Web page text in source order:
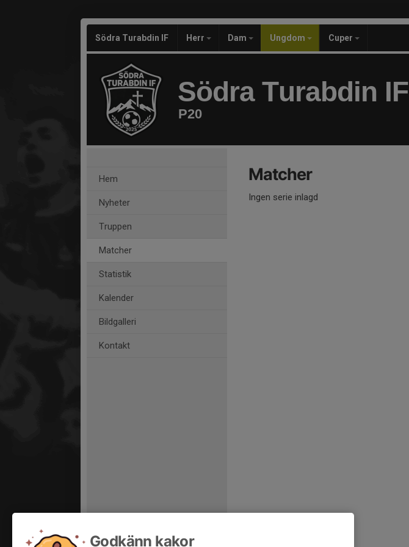
Södra Turabdin IF Herr Dam Ungdom Cuper
Södra Turabdin IF
P20
Hem
Nyheter
Truppen
Matcher
Statistik
Kalender
Bildgalleri
Kontakt
Matcher
Ingen serie inlagd
Godkänn kakor